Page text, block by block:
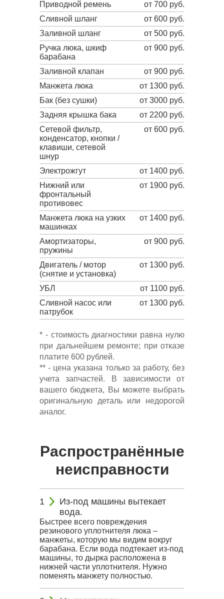
Приводной ремень
от 700 руб.
Сливной шланг
от 600 руб.
Заливной шланг
от 500 руб.
Ручка люка, шкиф
барабана
от 900 руб.
Заливной клапан
от 900 руб.
Манжета люка
от 1300 руб.
Бак (без сушки)
от 3000 руб.
Задняя крышка бака
от 2200 руб.
Сетевой фильтр,
конденсатор, кнопки /
клавиши, сетевой
шнур
от 600 руб.
Электрожгут
от 1400 руб.
Нижний или
фронтальный
противовес
от 1900 руб.
Манжета люка на узких
машинках
от 1400 руб.
Амортизаторы,
пружины
от 900 руб.
Двигатель / мотор
(снятие и установка)
от 1300 руб.
УБЛ
от 1100 руб.
Сливной насос или
патрубок
от 1300 руб.
* - стоимость диагностики равна нулю
при дальнейшем ремонте; при отказе
платите 600 рублей.
** - цена указана только за работу, без
учета запчастей. В зависимости от
вашего бюджета, Вы можете выбрать
оригинальную деталь или недорогой
аналог.
Распространённые
неисправности
Из-под машины вытекает
вода.
Быстрее всего повреждения
резинового уплотнителя люка –
манжеты, которую мы видим вокруг
барабана. Если вода подтекает из-под
машины, то дырка расположена в
нижней части уплотнителя. Нужно
поменять манжету полностью.